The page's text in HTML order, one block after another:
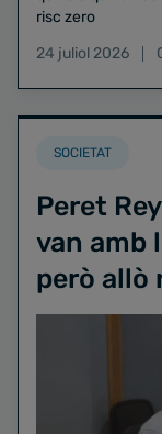
risc zero
24 juliol 2026
SOCIETAT
Peret
van amb
però allò